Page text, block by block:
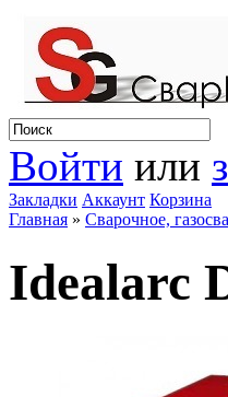
Войти или
Закладки Аккаунт Корзина
Главная » Сварочное,
Idealarc